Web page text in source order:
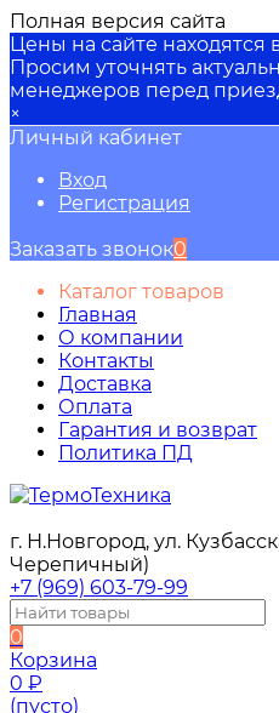
Полная версия сайта
Цены на сайте находятся
Просим уточнять
менеджеров перед
×
Личный кабинет
Вход
Регистрация
Заказать звонок0
Каталог товаров
Главная
О компании
Контакты
Доставка
Оплата
Гарантия и возврат
Политика ПД
г. Н.Новгород, ул.
Черепичный)
+7 (969) 603-79-99
0
Корзина
0 ₽
(пусто)